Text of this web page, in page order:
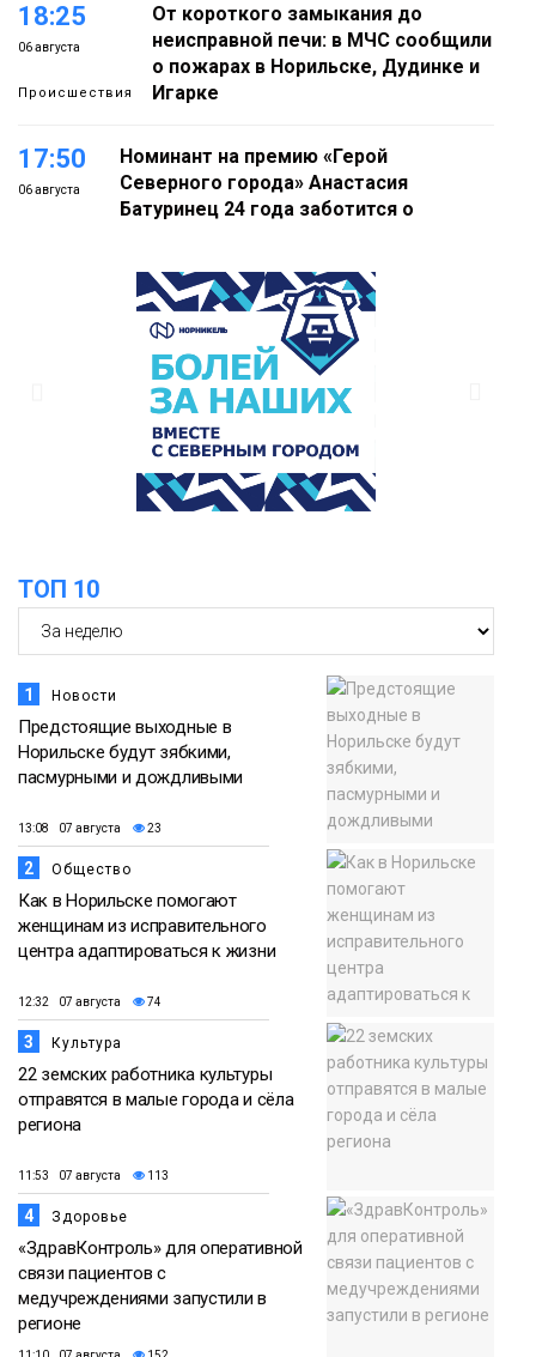
18:25
06 августа
Происшествия
От короткого замыкания до
неисправной печи: в МЧС сообщили
о пожарах в Норильске, Дудинке и
Игарке
17:50
06 августа
Номинант на премию «Герой
Северного города» Анастасия
Батуринец 24 года заботится о
Афиша 7–14 августа
Фонд «Наш Норильск» запускает
осеннюю кампанию по поддержке
соцпроектов
ТОП 10
1 Новости
Предстоящие выходные в
Норильске будут зябкими,
пасмурными и дождливыми
13:08 07 августа 23
2 Общество
Как в Норильске помогают
женщинам из исправительного
центра адаптироваться к жизни
12:32 07 августа 74
3 Культура
22 земских работника культуры
отправятся в малые города и сёла
региона
11:53 07 августа 113
4 Здоровье
«ЗдравКонтроль» для оперативной
связи пациентов с
медучреждениями запустили в
регионе